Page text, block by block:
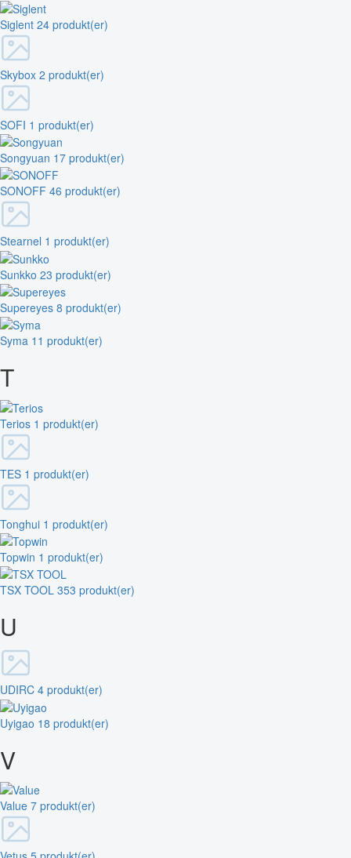
Siglent 24 produkt(er)
Skybox 2 produkt(er)
SOFI 1 produkt(er)
Songyuan 17 produkt(er)
SONOFF 46 produkt(er)
Stearnel 1 produkt(er)
Sunkko 23 produkt(er)
Supereyes 8 produkt(er)
Syma 11 produkt(er)
T
Terios 1 produkt(er)
TES 1 produkt(er)
Tonghui 1 produkt(er)
Topwin 1 produkt(er)
TSX TOOL 353 produkt(er)
U
UDIRC 4 produkt(er)
Uyigao 18 produkt(er)
V
Value 7 produkt(er)